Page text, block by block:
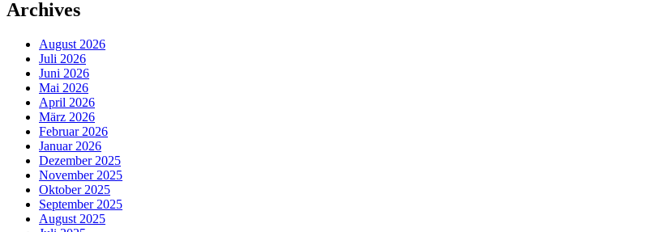
Archives
August 2026
Juli 2026
Juni 2026
Mai 2026
April 2026
März 2026
Februar 2026
Januar 2026
Dezember 2025
November 2025
Oktober 2025
September 2025
August 2025